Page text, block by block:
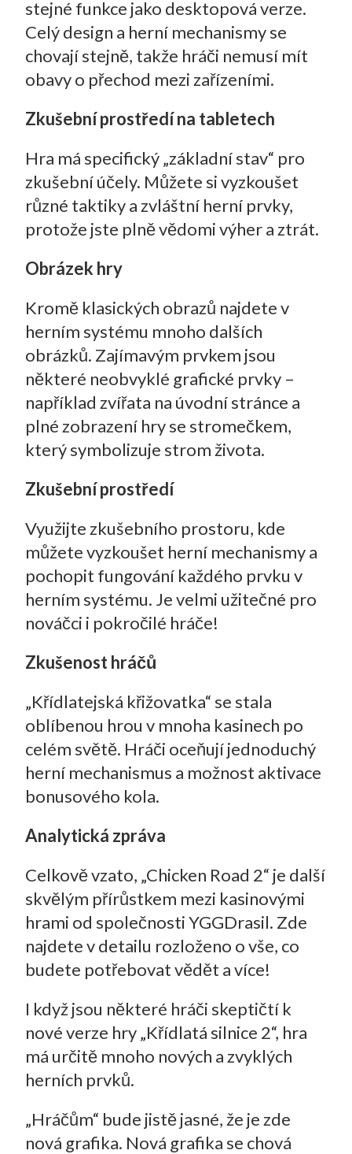
stejné funkce jako desktopová verze.
Celý design a herní mechanismy se
chovají stejně, takže hráči nemusí mít
obavy o přechod mezi zařízeními.
Zkušební prostředí na tabletech
Hra má specifický „základní stav“ pro
zkušební účely. Můžete si vyzkoušet
různé taktiky a zvláštní herní prvky,
protože jste plně vědomi výher a ztrát.
Obrázek hry
Kromě klasických obrazů najdete v
herním systému mnoho dalších
obrázků. Zajímavým prvkem jsou
některé neobvyklé grafické prvky –
například zvířata na úvodní stránce a
plné zobrazení hry se stromečkem,
který symbolizuje strom života.
Zkušební prostředí
Využijte zkušebního prostoru, kde
můžete vyzkoušet herní mechanismy a
pochopit fungování každého prvku v
herním systému. Je velmi užitečné pro
nováčci i pokročilé hráče!
Zkušenost hráčů
„Křídlatejská křižovatka“ se stala
oblíbenou hrou v mnoha kasinech po
celém světě. Hráči oceňují jednoduchý
herní mechanismus a možnost aktivace
bonusového kola.
Analytická zpráva
Celkově vzato, „Chicken Road 2“ je další
skvělým přírůstkem mezi kasinovými
hrami od společnosti YGGDrasil. Zde
najdete v detailu rozloženo o vše, co
budete potřebovat vědět a více!
I když jsou některé hráči skeptičtí k
nové verze hry „Křídlatá silnice 2“, hra
má určitě mnoho nových a zvyklých
herních prvků.
„Hráčům“ bude jistě jasné, že je zde
nová grafika. Nová grafika se chová